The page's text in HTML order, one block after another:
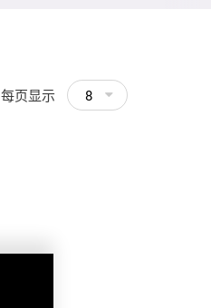
每页显示 8